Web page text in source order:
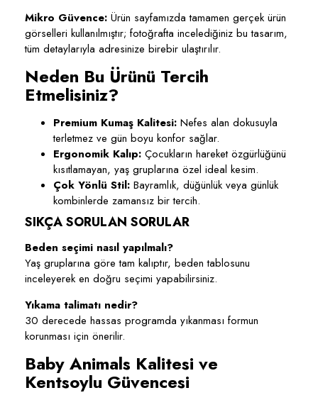
Mikro Güvence: Ürün sayfamızda tamamen gerçek ürün
görselleri kullanılmıştır; fotoğrafta incelediğiniz bu tasarım,
tüm detaylarıyla adresinize birebir ulaştırılır.
Neden Bu Ürünü Tercih
Etmelisiniz?
Premium Kumaş Kalitesi: Nefes alan dokusuyla
terletmez ve gün boyu konfor sağlar.
Ergonomik Kalıp: Çocukların hareket özgürlüğünü
kısıtlamayan, yaş gruplarına özel ideal kesim.
Çok Yönlü Stil: Bayramlık, düğünlük veya günlük
kombinlerde zamansız bir tercih.
SIKÇA SORULAN SORULAR
Beden seçimi nasıl yapılmalı?
Yaş gruplarına göre tam kalıptır, beden tablosunu
inceleyerek en doğru seçimi yapabilirsiniz.
Yıkama talimatı nedir?
30 derecede hassas programda yıkanması formun
korunması için önerilir.
Baby Animals Kalitesi ve
Kentsoylu Güvencesi